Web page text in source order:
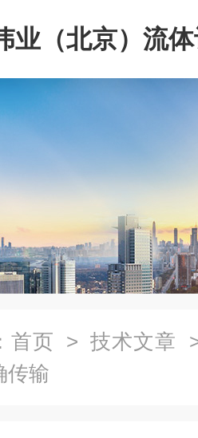
业（北京）流
首页 > 技术文章
传输